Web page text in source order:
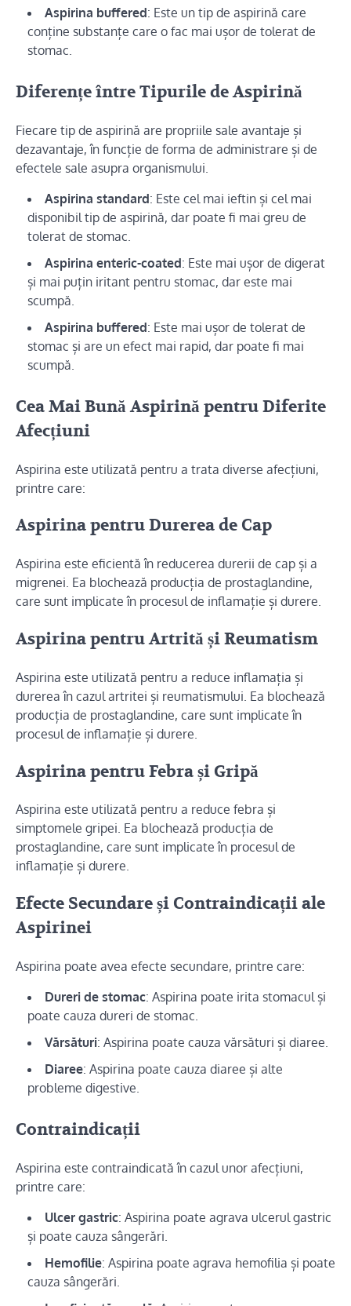
Aspirina buffered: Este un tip de aspirină care
conține substanțe care o fac mai ușor de tolerat de
stomac.
Diferențe între Tipurile de Aspirină
Fiecare tip de aspirină are propriile sale avantaje și
dezavantaje, în funcție de forma de administrare și de
efectele sale asupra organismului.
Aspirina standard: Este cel mai ieftin și cel mai
disponibil tip de aspirină, dar poate fi mai greu de
tolerat de stomac.
Aspirina enteric-coated: Este mai ușor de digerat
și mai puțin iritant pentru stomac, dar este mai
scumpă.
Aspirina buffered: Este mai ușor de tolerat de
stomac și are un efect mai rapid, dar poate fi mai
scumpă.
Cea Mai Bună Aspirină pentru Diferite
Afecțiuni
Aspirina este utilizată pentru a trata diverse afecțiuni,
printre care:
Aspirina pentru Durerea de Cap
Aspirina este eficientă în reducerea durerii de cap și a
migrenei. Ea blochează producția de prostaglandine,
care sunt implicate în procesul de inflamație și durere.
Aspirina pentru Artrită și Reumatism
Aspirina este utilizată pentru a reduce inflamația și
durerea în cazul artritei și reumatismului. Ea blochează
producția de prostaglandine, care sunt implicate în
procesul de inflamație și durere.
Aspirina pentru Febra și Gripă
Aspirina este utilizată pentru a reduce febra și
simptomele gripei. Ea blochează producția de
prostaglandine, care sunt implicate în procesul de
inflamație și durere.
Efecte Secundare și Contraindicații ale
Aspirinei
Aspirina poate avea efecte secundare, printre care:
Dureri de stomac: Aspirina poate irita stomacul și
poate cauza dureri de stomac.
Vărsături: Aspirina poate cauza vărsături și diaree.
Diaree: Aspirina poate cauza diaree și alte
probleme digestive.
Contraindicații
Aspirina este contraindicată în cazul unor afecțiuni,
printre care:
Ulcer gastric: Aspirina poate agrava ulcerul gastric
și poate cauza sângerări.
Hemofilie: Aspirina poate agrava hemofilia și poate
cauza sângerări.